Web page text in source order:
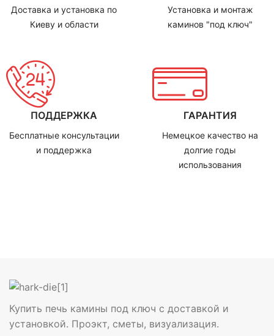
Доставка и установка по
Киеву и области
Установка и монтаж
каминов "под ключ"
ПОДДЕРЖКА
Бесплатные консультации
и поддержка
ГАРАНТИЯ
Немецкое качество на
долгие годы
использования
Купить печь камины под ключ с доставкой и
установкой. Проэкт, сметы, визуализация.